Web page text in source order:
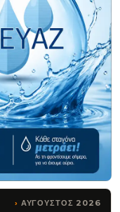
ΑΥΓΟΥΣΤΟΣ 2026